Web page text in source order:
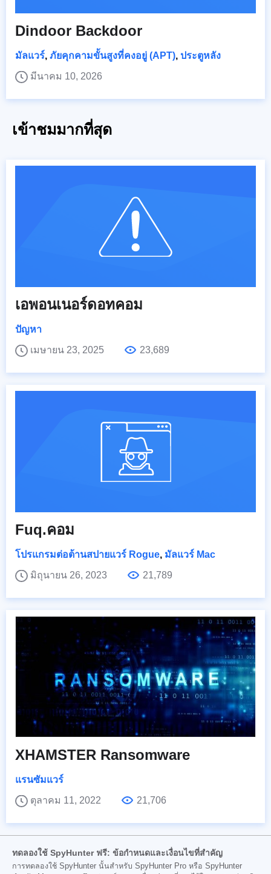
Dindoor Backdoor
มัลแวร์, ภัยคุกคามขั้นสูงที่คงอยู่ (APT), ประตูหลัง
มีนาคม 10, 2026
เข้าชมมากที่สุด
เอพอนเนอร์ดอทคอม
ปัญหา
เมษายน 23, 2025
23,689
Fuq.คอม
โปรแกรมต่อต้านสปายแวร์ Rogue, มัลแวร์ Mac
มิถุนายน 26, 2023
21,789
XHAMSTER Ransomware
แรนซัมแวร์
ตุลาคม 11, 2022
21,706
ทดลองใช้ SpyHunter ฟรี: ข้อกำหนดและเงื่อนไขที่สำคัญ
การทดลองใช้ SpyHunter นั้นสำหรับ SpyHunter Pro หรือ SpyHunter